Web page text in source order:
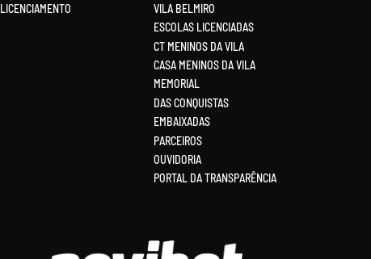
LICENCIAMENTO
VILA BELMIRO
ESCOLAS LICENCIADAS
CT MENINOS DA VILA
CASA MENINOS DA VILA
MEMORIAL
DAS CONQUISTAS
EMBAIXADAS
PARCEIROS
OUVIDORIA
PORTAL DA TRANSPARÊNCIA